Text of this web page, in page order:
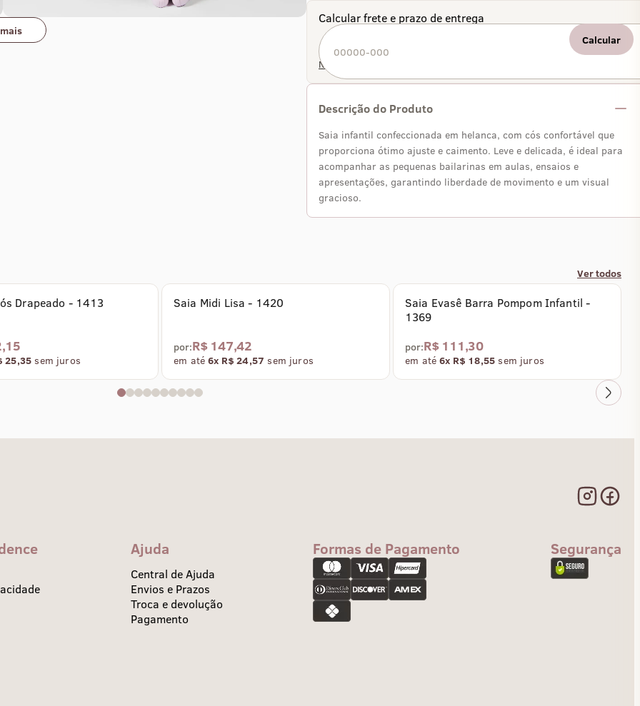
Calcular frete e prazo de entrega
Calcular
Não sei meu CEP
Descrição do Produto
Saia infantil confeccionada em helanca, com cós confortável que
proporciona ótimo ajuste e caimento. Leve e delicada, é ideal para
acompanhar as pequenas bailarinas em aulas, ensaios e
apresentações, garantindo liberdade de movimento e um visual
gracioso.
Ver todos
Drapeado - 1413
25,35 sem juros
Coleção Vertice
Saia Midi Lisa - 1420
por:R$ 147,42
em até6x R$ 24,57 sem juros
Saia Evasê Barra Pompom Infantil -
1369
por:R$ 111,30
em até6x R$ 18,55 sem juros
Ajuda
Central de Ajuda
Envios e Prazos
Troca e devolução
Pagamento
Formas de Pagamento Segurança